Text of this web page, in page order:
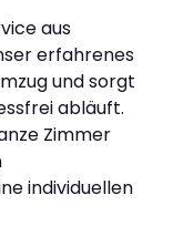
aus
erfahrenes
und sorgt
abläuft.
Zimmer
individuellen